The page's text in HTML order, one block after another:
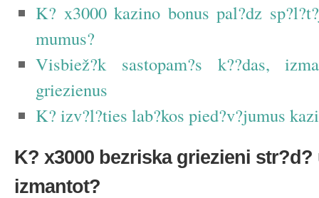
K? x3000 kazino bonus pal?dz
mumus?
Visbiež?k sastopam?s k??das,
griezienus
K? izv?l?ties lab?kos pied?v?jumus
K? x3000 bezriska griezieni
izmantot?